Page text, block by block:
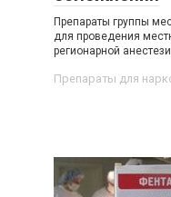
Препараты группы
для проведения
регионарной
Препараты для